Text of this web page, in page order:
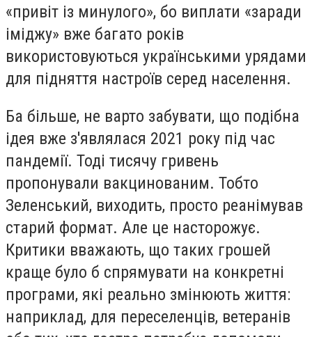
«привіт із минулого», бо виплати «заради
іміджу» вже багато років
використовуються українськими урядами
для підняття настроїв серед населення.
Ба більше, не варто забувати, що подібна
ідея вже з'являлася 2021 року під час
пандемії. Тоді тисячу гривень
пропонували вакцинованим. Тобто
Зеленський, виходить, просто реанімував
старий формат. Але це насторожує.
Критики вважають, що таких грошей
краще було б спрямувати на конкретні
програми, які реально змінюють життя:
наприклад, для переселенців, ветеранів